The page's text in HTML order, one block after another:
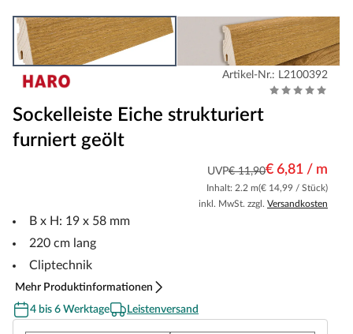
Artikel-Nr.: L2100392
Sockelleiste Eiche strukturiert
furniert geölt
UVP€ 11,90€ 6,81 / m
Inhalt: 2.2 m(€ 14,99 / Stück)
inkl. MwSt. zzgl. Versandkosten
B x H: 19 x 58 mm
220 cm lang
Cliptechnik
Mehr Produktinformationen
4 bis 6 Werktage
Leistenversand